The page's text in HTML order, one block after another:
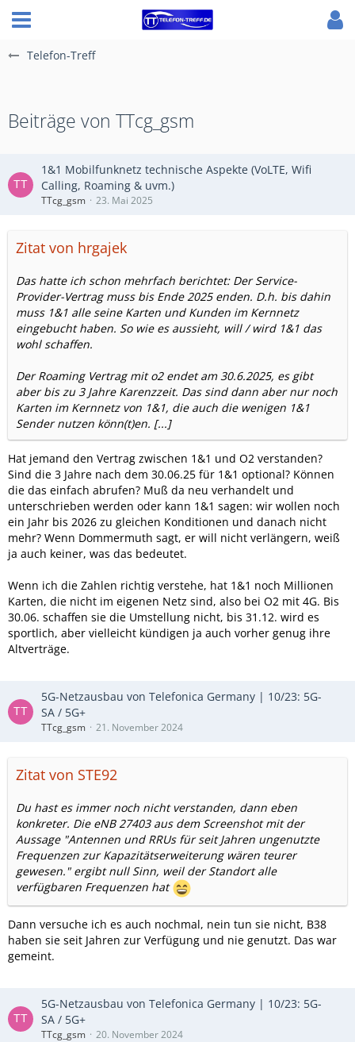
Telefon-Treff
Beiträge von TTcg_gsm
1&1 Mobilfunknetz technische Aspekte (VoLTE, Wifi
Calling, Roaming & uvm.)
TTcg_gsm 23. Mai 2025
Zitat von hrgajek
Das hatte ich schon mehrfach berichtet: Der Service-
Provider-Vertrag muss bis Ende 2025 enden. D.h. bis dahin
muss 1&1 alle seine Karten und Kunden im Kernnetz
eingebucht haben. So wie es aussieht, will / wird 1&1 das
wohl schaffen.
Der Roaming Vertrag mit o2 endet am 30.6.2025, es gibt
aber bis zu 3 Jahre Karenzzeit. Das sind dann aber nur noch
Karten im Kernnetz von 1&1, die auch die wenigen 1&1
Sender nutzen könn(t)en. [...]
Hat jemand den Vertrag zwischen 1&1 und O2 verstanden?
Sind die 3 Jahre nach dem 30.06.25 für 1&1 optional? Können
die das einfach abrufen? Muß da neu verhandelt und
unterschrieben werden oder kann 1&1 sagen: wir wollen noch
ein Jahr bis 2026 zu gleichen Konditionen und danach nicht
mehr? Wenn Dommermuth sagt, er will nicht verlängern, weiß
ja auch keiner, was das bedeutet.
Wenn ich die Zahlen richtig verstehe, hat 1&1 noch Millionen
Karten, die nicht im eigenen Netz sind, also bei O2 mit 4G. Bis
30.06. schaffen sie die Umstellung nicht, bis 31.12. wird es
sportlich, aber vielleicht kündigen ja auch vorher genug ihre
Altverträge.
5G-Netzausbau von Telefonica Germany | 10/23: 5G-
SA / 5G+
TTcg_gsm 21. November 2024
Zitat von STE92
Du hast es immer noch nicht verstanden, dann eben
konkreter. Die eNB 27403 aus dem Screenshot mit der
Aussage "Antennen und RRUs für seit Jahren ungenutzte
Frequenzen zur Kapazitätserweiterung wären teurer
gewesen." ergibt null Sinn, weil der Standort alle
verfügbaren Frequenzen hat
Dann versuche ich es auch nochmal, nein tun sie nicht, B38
haben sie seit Jahren zur Verfügung und nie genutzt. Das war
gemeint.
5G-Netzausbau von Telefonica Germany | 10/23: 5G-
SA / 5G+
TTcg_gsm 20. November 2024